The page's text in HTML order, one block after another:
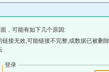
，可能有如下几个原因:
接无效,可能链接不完整,或数据已被删
登录